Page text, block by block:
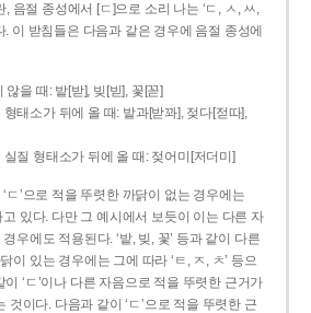
, 음절 종성에서 [ㄷ]으로 소리 나는 ‘ㄷ, ㅅ, ㅆ,
. 이 받침들은 다음과 같은 경우에 음절 종성에
을 때: 밭[받], 빚[빋], 꽃[꼳]
태소가 뒤에 올 때: 밭과[받꽈], 젖다[젇따],
질 형태소가 뒤에 올 때: 젖어미[저더미]
ㄷ’으로 적을 뚜렷한 까닭이 없는 경우에는
고 있다. 다만 그 예시에서 보듯이 이는 다른 자
우에도 적용된다. ‘밭, 빚, 꽃’ 등과 같이 다른
이 있는 경우에는 그에 따라 ‘ㅌ, ㅈ, ㅊ’ 등으
이 ‘ㄷ’이나 다른 자음으로 적을 뚜렷한 근거가
것이다. 다음과 같이 ‘ㄷ’으로 적을 뚜렷한 근